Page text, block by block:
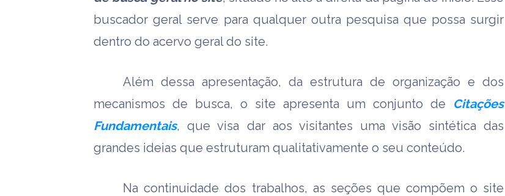
buscador geral serve para qualquer outra pesquisa que possa surgir
dentro do acervo geral do site.
Além dessa apresentação, da estrutura de organização e dos
mecanismos de busca, o site apresenta um conjunto de Citações
Fundamentais, que visa dar aos visitantes uma visão sintética das
grandes ideias que estruturam qualitativamente o seu conteúdo.
Na continuidade dos trabalhos, as seções que compõem o site